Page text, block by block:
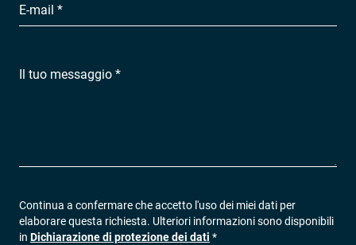
E-mail *
Il tuo messaggio *
Continua a confermare che accetto l'uso dei miei dati per
elaborare questa richiesta. Ulteriori informazioni sono disponibili
in Dichiarazione di protezione dei dati *